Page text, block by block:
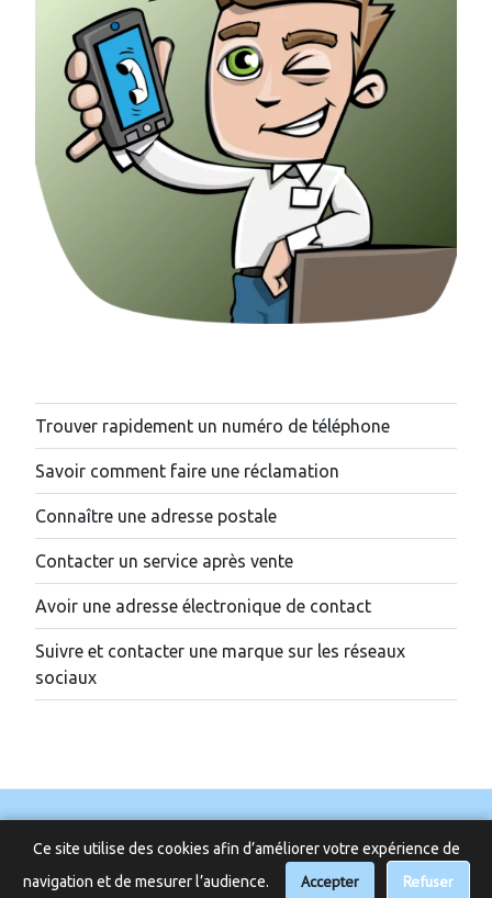
Trouver rapidement un numéro de téléphone
Savoir comment faire une réclamation
Connaître une adresse postale
Contacter un service après vente
Avoir une adresse électronique de contact
Suivre et contacter une marque sur les réseaux
sociaux
Ce site utilise des cookies afin d’améliorer votre expérience de
navigation et de mesurer l’audience.
Accepter Refuser
📞 Besoin d’aide ?